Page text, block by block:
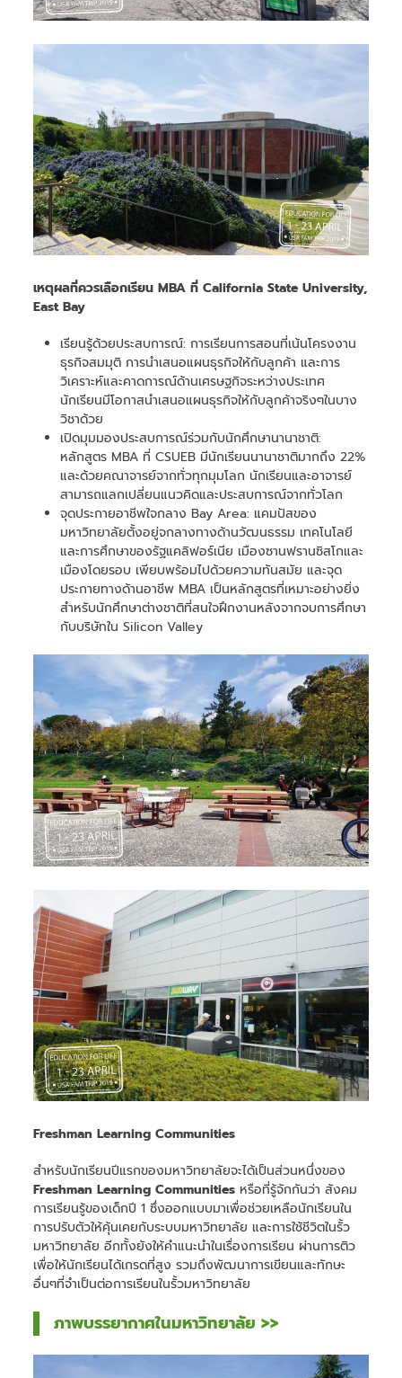
เหตุผลที่ควรเลือกเรียน MBAที่ California State University,
East Bay
เรียนรู้ด้วยประสบการณ์: การเรียนการสอนที่เน้นโครงงาน
ธุรกิจสมมุติ การนำเสนอแผนธุรกิจให้กับลูกค้า และการ
วิเคราะห์และคาดการณ์ด้านเศรษฐกิจระหว่างประเทศ
นักเรียนมีโอกาสนำเสนอแผนธุรกิจให้กับลูกค้าจริงๆในบาง
วิชาด้วย
เปิดมุมมองประสบการณ์ร่วมกับนักศึกษานานาชาติ:
หลักสูตร MBA ที่ CSUEB มีนักเรียนนานาชาติมากถึง 22%
และด้วยคณาจารย์จากทั่วทุกมุมโลก นักเรียนและอาจารย์
สามารถแลกเปลี่ยนแนวคิดและประสบการณ์จากทั่วโลก
จุดประกายอาชีพใจกลาง Bay Area: แคมปัสของ
มหาวิทยาลัยตั้งอยู่จกลางทางด้านวัฒนธรรม เทคโนโลยี
และการศึกษาของรัฐแคลิฟอร์เนีย เมืองซานฟรานซิสโกและ
เมืองโดยรอบ เพียบพร้อมไปด้วยความทันสมัย และจุด
ประกายทางด้านอาชีพ MBA เป็นหลักสูตรที่เหมาะอย่างยิ่ง
สำหรับนักศึกษาต่างชาติที่สนใจฝึกงานหลังจากจบการศึกษา
กับบริษัทใน Silicon Valley
Freshman Learning Communities
สำหรับนักเรียนปีแรกของมหาวิทยาลัยจะได้เป็นส่วนหนึ่งของ
Freshman Learning Communities หรือที่รู้จักกันว่า สังคม
การเรียนรู้ของเด็กปี 1 ซึ่งออกแบบมาเพื่อช่วยเหลือนักเรียนใน
การปรับตัวให้คุ้นเคยกับระบบมหาวิทยาลัย และการใช้ชีวิตในรั้ว
มหาวิทยาลัย อีกทั้งยังให้คำแนะนำในเรื่องการเรียน ผ่านการติว
เพื่อให้นักเรียนได้เกรดที่สูง รวมถึงพัฒนาการเขียนและทักษะ
อื่นๆที่จำเป็นต่อการเรียนในรั้วมหาวิทยาลัย
ภาพบรรยากาศในมหาวิทยาลัย >>